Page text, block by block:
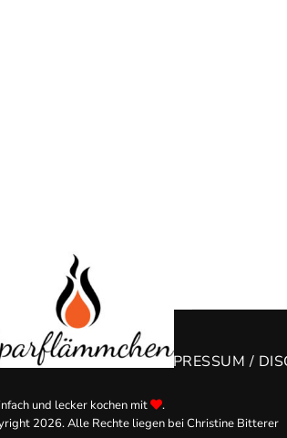
IMPRESSUM /
und lecker kochen mit
.
2026. Alle Rechte liegen bei Christine Bitterer